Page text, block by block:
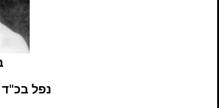
נפל בכ"ד